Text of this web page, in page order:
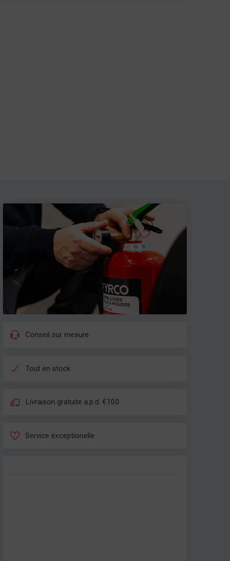
Conseil sur mesure
Tout en stock
Livraison gratuite a.p.d. €100
Service exceptionelle